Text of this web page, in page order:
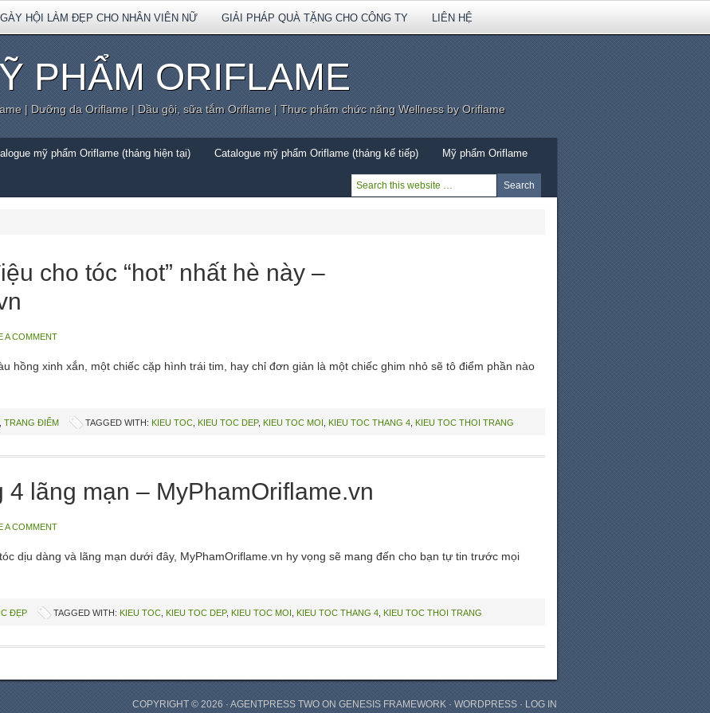
HỘI LÀM ĐẸP CHO NHÂN VIÊN NỮ GIẢI PHÁP QUÀ TẶNG CHO CÔNG TY LIÊN HỆ
PHẨM ORIFLAME
| Dưỡng da Oriflame | Dầu gội, sữa tắm Oriflame | Thực phẩm chức năng Wellness by Oriflame
mỹ phẩm Oriflame (tháng hiện tại) Catalogue mỹ phẩm Oriflame (tháng kế tiếp) Mỹ phẩm Oriflame
cho tóc “hot” nhất hè này –
A COMMENT
hồng xinh xắn, một chiếc cặp hình trái tim, hay chỉ đơn giản là một chiếc ghim nhỏ sẽ tô điểm phần nào
TRANG ĐIỂM TAGGED WITH: KIEU TOC KIEU TOC DEP, KIEU TOC MOI KIEU TOC THANG 4 KIEU TOC THOI TRANG
lãng mạn – MyPhamOriflame.vn
A COMMENT
dịu dàng và lãng mạn dưới đây, MyPhamOriflame.vn hy vọng sẽ mang đến cho bạn tự tin trước mọi
ĐẸP TAGGED WITH: KIEU TOC KIEU TOC DEP, KIEU TOC MOI KIEU TOC THANG 4 KIEU TOC THOI TRANG
COPYRIGHT © 2026 ·AGENTPRESS TWOONGENESIS FRAMEWORK ·WORDPRESS ·LOG IN